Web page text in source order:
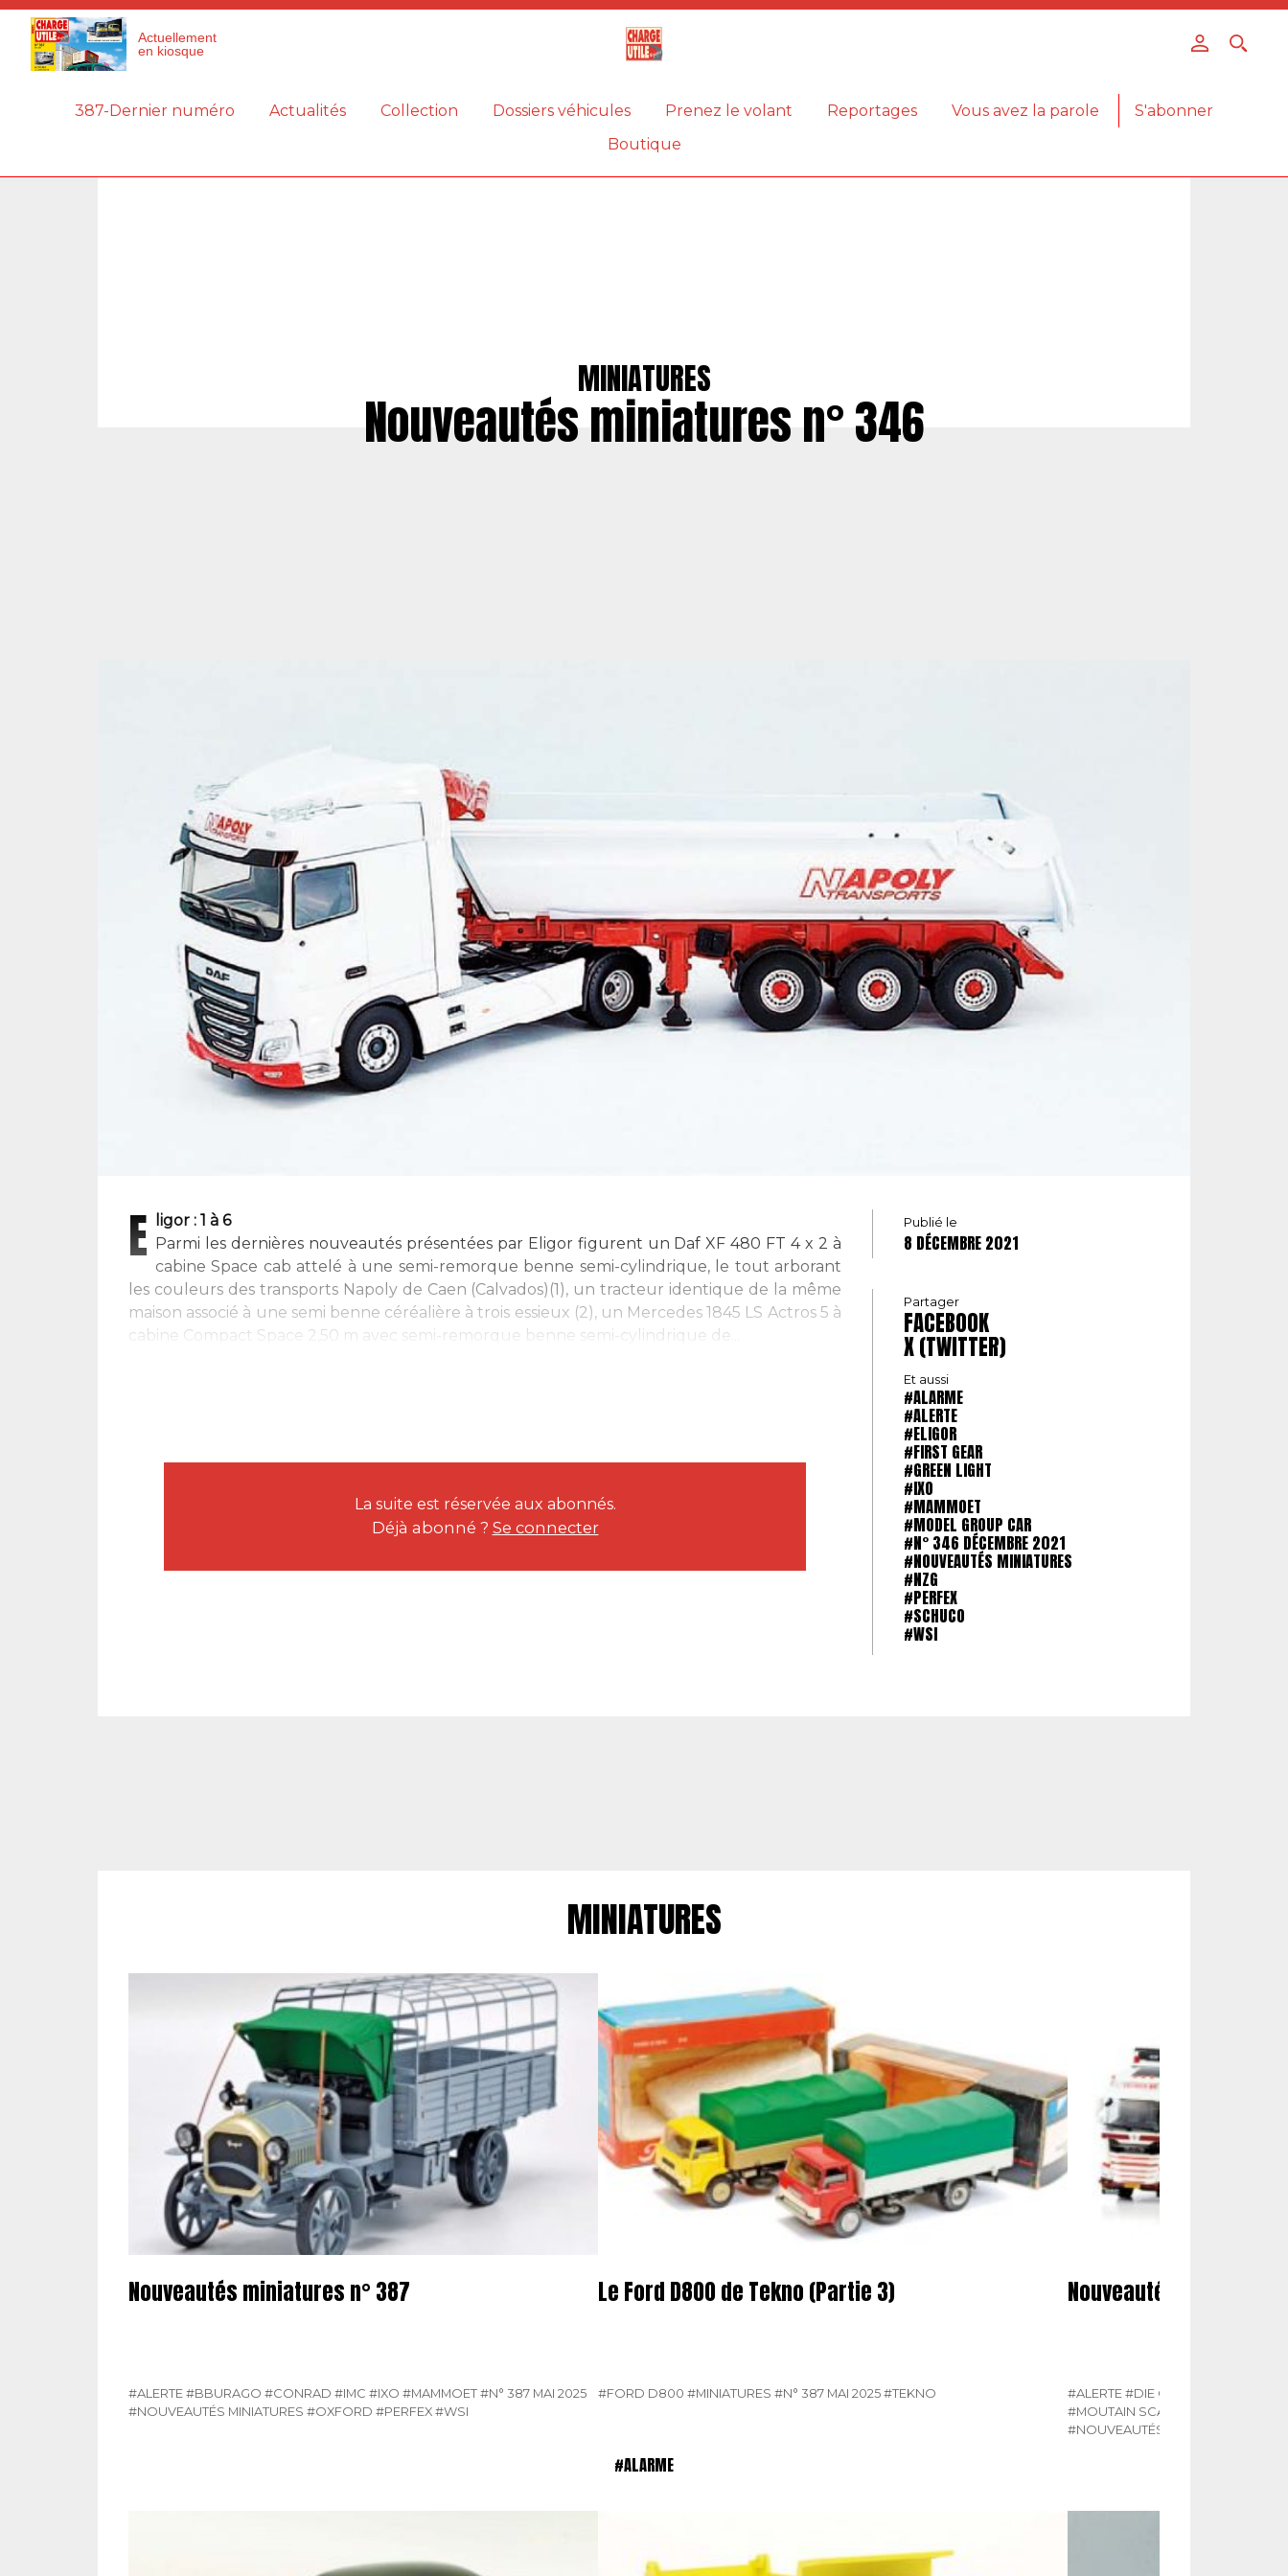
Actuellement
en kiosque
387-Dernier numéro Actualités Collection Dossiers véhicules Prenez le volant Reportages Vous avez la parole
S'abonner
Boutique
MINIATURES
Nouveautés miniatures n° 346
E
ligor : 1 à 6
Parmi les dernières nouveautés présentées par Eligor figurent un Daf XF 480 FT 4 x 2 à
cabine Space cab attelé à une semi-remorque benne semi-cylindrique, le tout arborant
les couleurs des transports Napoly de Caen (Calvados)(1), un tracteur identique de la même
maison associé à une semi benne céréalière à trois essieux (2), un Mercedes 1845 LS Actros 5 à
cabine Compact Space 2,50 m avec semi-remorque benne semi-cylindrique de...
La suite est réservée aux abonnés.
Déjà abonné ? Se connecter
Publié le
8 DÉCEMBRE 2021
Partager
FACEBOOK
X (TWITTER)
Et aussi
#ALARME
#ALERTE
#ELIGOR
#FIRST GEAR
#GREEN LIGHT
#IXO
#MAMMOET
#MODEL GROUP CAR
#N° 346 DÉCEMBRE 2021
#NOUVEAUTÉS MINIATURES
#NZG
#PERFEX
#SCHUCO
#WSI
MINIATURES
Nouveautés miniatures n° 387
#ALERTE#BBURAGO #CONRAD #IMC #IXO #MAMMOET#N° 387 MAI 2025
#NOUVEAUTÉS MINIATURES #OXFORD #PERFEX#WSI
Le Ford D800 de Tekno (Partie 3)
#FORD D800 #MINIATURES #N° 387 MAI 2025#TEKNO
Nouveautés miniatures
#ALERTE#DIE CAST MASTERS
#MOUTAIN SCALE
#NOUVEAUTÉS MINIATURES
#ALARME
Panneau de gestion des cookies